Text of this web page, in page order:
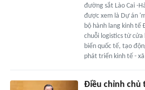
đường sắt Lào Cai -
được xem là Dự án
bộ hành lang kinh tế
chuỗi logistics từ cửa
biển quốc tế, tạo
phát triển kinh tế -
Điều chỉnh chủ